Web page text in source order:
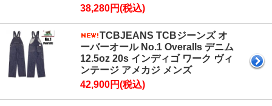
38,280円(税込)
TCBJEANS TCBジーンズ オ
ーバーオール No.1 Overalls デニム
12.5oz 20s インディゴ ワーク ヴィ
ンテージ アメカジ メンズ
42,900円(税込)